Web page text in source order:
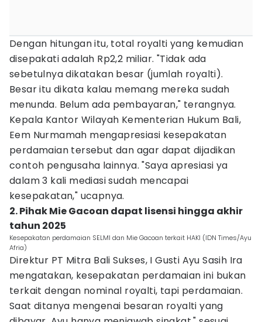
Dengan hitungan itu, total royalti yang kemudian
disepakati adalah Rp2,2 miliar. "Tidak ada
sebetulnya dikatakan besar (jumlah royalti).
Besar itu dikata kalau memang mereka sudah
menunda. Belum ada pembayaran," terangnya.
Kepala Kantor Wilayah Kementerian Hukum Bali,
Eem Nurmamah mengapresiasi kesepakatan
perdamaian tersebut dan agar dapat dijadikan
contoh pengusaha lainnya. "Saya apresiasi ya
dalam 3 kali mediasi sudah mencapai
kesepakatan," ucapnya.
2. Pihak Mie Gacoan dapat lisensi hingga akhir
tahun 2025
Kesepakatan perdamaian SELMI dan Mie Gacoan terkait HAKI (IDN Times/Ayu
Afria)
Direktur PT Mitra Bali Sukses, I Gusti Ayu Sasih Ira
mengatakan, kesepakatan perdamaian ini bukan
terkait dengan nominal royalti, tapi perdamaian.
Saat ditanya mengenai besaran royalti yang